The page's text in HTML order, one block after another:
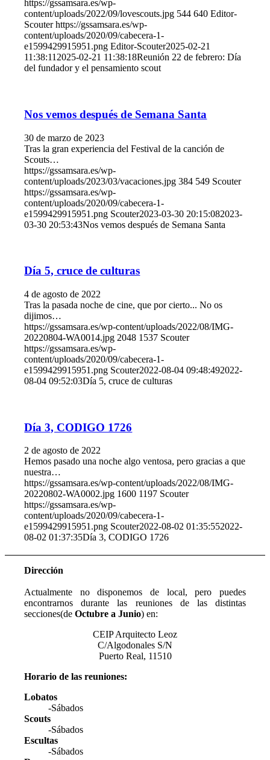
https://gssamsara.es/wp-
content/uploads/2022/09/lovescouts.jpg 544 640 Editor-
Scouter https://gssamsara.es/wp-
content/uploads/2020/09/cabecera-1-
e1599429915951.png Editor-Scouter2025-02-21
11:38:11 2025-02-21 11:38:18Reunión 22 de febrero: Día
del fundador y el pensamiento scout
Nos vemos después de Semana Santa
30 de marzo de 2023
Tras la gran experiencia del Festival de la canción de
Scouts…
https://gssamsara.es/wp-
content/uploads/2023/03/vacaciones.jpg 384 549 Scouter
https://gssamsara.es/wp-
content/uploads/2020/09/cabecera-1-
e1599429915951.png Scouter2023-03-30 20:15:082023-
03-30 20:53:43Nos vemos después de Semana Santa
Día 5, cruce de culturas
4 de agosto de 2022
Tras la pasada noche de cine, que por cierto... No os
dijimos…
https://gssamsara.es/wp-content/uploads/2022/08/IMG-
20220804-WA0014.jpg 2048 1537 Scouter
https://gssamsara.es/wp-
content/uploads/2020/09/cabecera-1-
e1599429915951.png Scouter2022-08-04 09:48:492022-
08-04 09:52:03Día 5, cruce de culturas
Día 3, CODIGO 1726
2 de agosto de 2022
Hemos pasado una noche algo ventosa, pero gracias a que
nuestra…
https://gssamsara.es/wp-content/uploads/2022/08/IMG-
20220802-WA0002.jpg 1600 1197 Scouter
https://gssamsara.es/wp-
content/uploads/2020/09/cabecera-1-
e1599429915951.png Scouter2022-08-02 01:35:552022-
08-02 01:37:35Día 3, CODIGO 1726
Dirección
Actualmente no disponemos de local, pero puedes
encontrarnos durante las reuniones de las distintas
secciones(deOctubre a Junio) en:
CEIP Arquitecto Leoz
C/Algodonales S/N
Puerto Real, 11510
Horario de las reuniones:
Lobatos
-Sábados
Scouts
-Sábados
Escultas
-Sábados